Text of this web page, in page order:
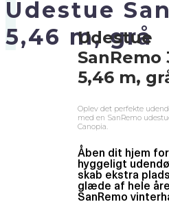
Udestue
5,46 m, grå
Udestue
SanRemo
5,46 m,
Oplev det perfekte
med en SanRemo
Canopia.
Åben dit hjem
hyggeligt
skab ekstra
glæde af hele
SanRemo